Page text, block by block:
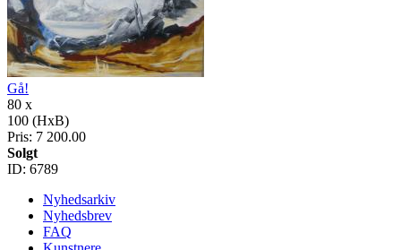
Gå!
80 x
100 (HxB)
Pris: 7 200.00
Solgt
ID: 6789
Nyhedsarkiv
Nyhedsbrev
FAQ